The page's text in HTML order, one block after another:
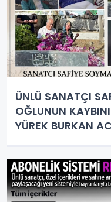
ÜNLÜ SANATÇI
OĞLUNUN
YÜREK BURKAN